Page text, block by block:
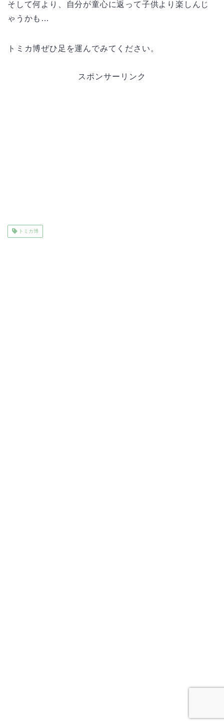
そして何より、自分が童心に返って子供より楽しんじ
ゃうかも…
トミカ博ぜひ足を運んでみてください。
スポンサーリンク
トミカ博